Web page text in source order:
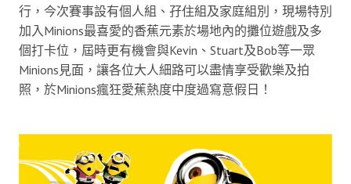
行，今次賽事設有個人組、孖住組及家庭組別，現場特別
加入Minions最喜愛的香蕉元素於場地內的攤位遊戲及多
個打卡位，屆時更有機會與Kevin、Stuart及Bob等一眾
Minions見面，讓各位大人細路可以盡情享受歡樂及拍
照，於Minions瘋狂愛蕉熱度中度過寫意假日！